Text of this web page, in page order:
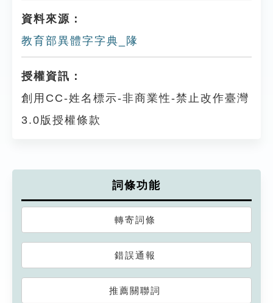
資料來源：
教育部異體字字典_䧘
授權資訊：
創用CC-姓名標示-非商業性-禁止改作臺灣
3.0版授權條款
詞條功能
轉寄詞條
錯誤通報
推薦關聯詞